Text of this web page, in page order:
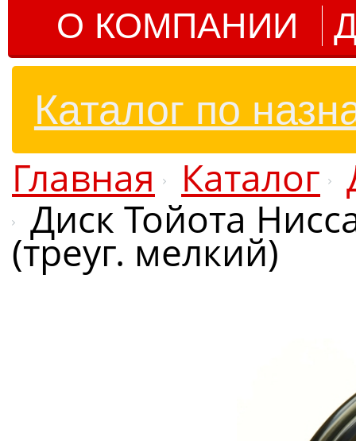
О КОМПАНИИ
Каталог по
Главная Каталог
Диск Тойота
(треуг. мелкий)